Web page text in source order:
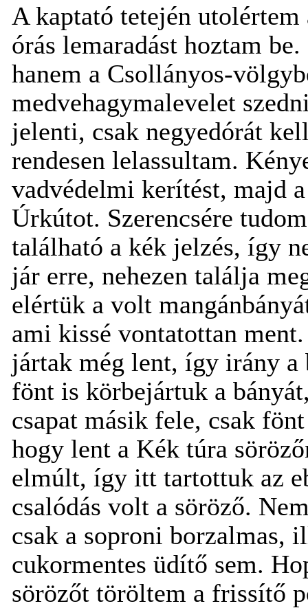
A kaptató tetején
órás lemaradást hoztam
hanem a Csollányos-
medvehagymalevelet
jelenti, csak negyedórát
rendesen lelassultam.
vadvédelmi kerítést, majd
Úrkútot. Szerencsére
található a kék jelzés, így
jár erre, nehezen találja
elértük a volt
ami kissé vontatottan
jártak még lent, így irány
fönt is körbejártuk a
csapat másik fele, csak
hogy lent a Kék túra
elmúlt, így itt tartottuk az
csalódás volt a söröző.
csak a soproni borzalmas,
cukormentes üdítő sem.
sörözőt töröltem a frissítő